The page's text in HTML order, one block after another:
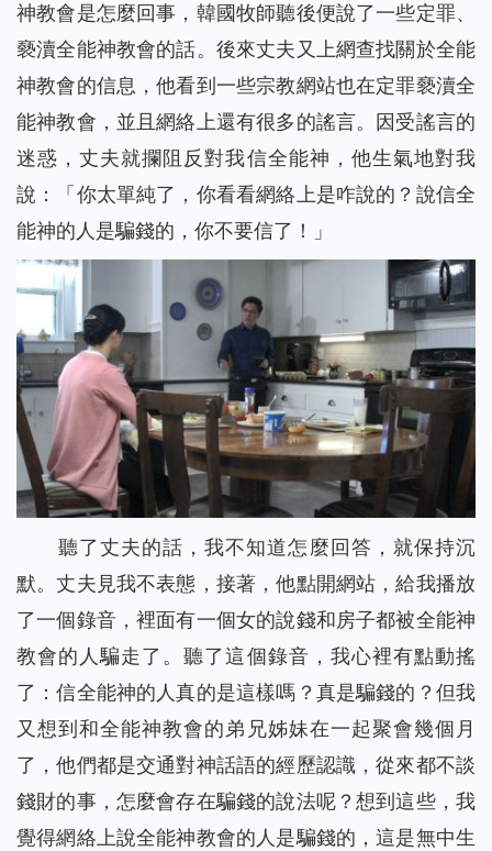
神教會是怎麼回事，韓國牧師聽後便說了一些定罪、
褻瀆全能神教會的話。後來丈夫又上網查找關於全能
神教會的信息，他看到一些宗教網站也在定罪褻瀆全
能神教會，並且網絡上還有很多的謠言。因受謠言的
迷惑，丈夫就攔阻反對我信全能神，他生氣地對我
說：「你太單純了，你看看網絡上是咋說的？說信全
能神的人是騙錢的，你不要信了！」
聽了丈夫的話，我不知道怎麼回答，就保持沉
默。丈夫見我不表態，接著，他點開網站，給我播放
了一個錄音，裡面有一個女的說錢和房子都被全能神
教會的人騙走了。聽了這個錄音，我心裡有點動搖
了：信全能神的人真的是這樣嗎？真是騙錢的？但我
又想到和全能神教會的弟兄姊妹在一起聚會幾個月
了，他們都是交通對神話語的經歷認識，從來都不談
錢財的事，怎麼會存在騙錢的說法呢？想到這些，我
覺得網絡上說全能神教會的人是騙錢的，這是無中生